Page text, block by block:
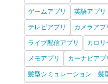
ゲームアプリ 英語アプリ
テレビアプリ カメラアプ
ライブ配信アプリ カロリ
メモアプリ カーナビアプ
髪型シミュレーション・髪